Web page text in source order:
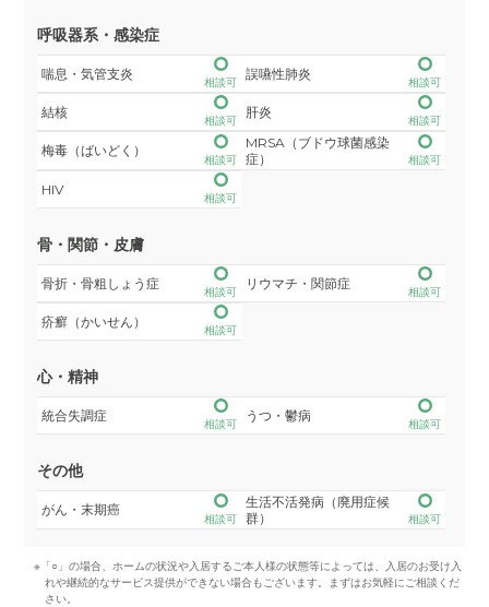
呼吸器系・感染症
喘息・気管支炎
相談可
誤嚥性肺炎
相談可
結核
相談可
肝炎
相談可
梅毒（ばいどく）
相談可
MRSA（ブドウ球菌感染
症）
相談可
HIV
相談可
骨・関節・皮膚
骨折・骨粗しょう症
相談可
リウマチ・関節症
相談可
疥癬（かいせん）
相談可
心・精神
統合失調症
相談可
うつ・鬱病
相談可
その他
がん・末期癌
相談可
生活不活発病（廃用症候
群）
相談可
※「○」の場合、ホームの状況や入居するご本人様の状態等によっては、入居のお受け入
れや継続的なサービス提供ができない場合もございます。まずはお気軽にご相談くだ
さい。